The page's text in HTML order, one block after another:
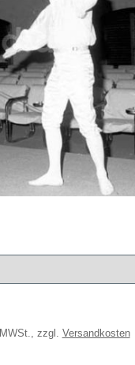
MWSt., zzgl. Versandkosten